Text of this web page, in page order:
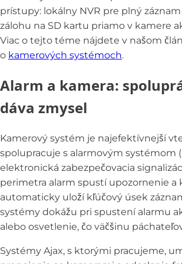
prístupy: lokálny NVR pre plný
zálohu na SD kartu priamo v kamere
Viac o tejto téme nájdete v našom
o kamerových systémoch.
Alarm a kamera:
dáva zmysel
Kamerový systém je najefektívnejší
spolupracuje s alarmovým systémom
elektronická zabezpečovacia
perimetra alarm spustí upozornenie a
automaticky uloží kľúčový úsek
systémy dokážu pri spustení alarmu
alebo osvetlenie, čo väčšinu
Systémy Ajax, s ktorými pracujeme,